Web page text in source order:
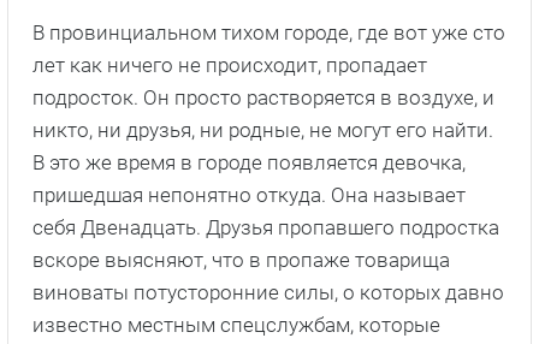
В провинциальном тихом городе, где вот уже сто
лет как ничего не происходит, пропадает
подросток. Он просто растворяется в воздухе, и
никто, ни друзья, ни родные, не могут его найти.
В это же время в городе появляется девочка,
пришедшая непонятно откуда. Она называет
себя Двенадцать. Друзья пропавшего подростка
вскоре выясняют, что в пропаже товарища
виноваты потусторонние силы, о которых давно
известно местным спецслужбам, которые